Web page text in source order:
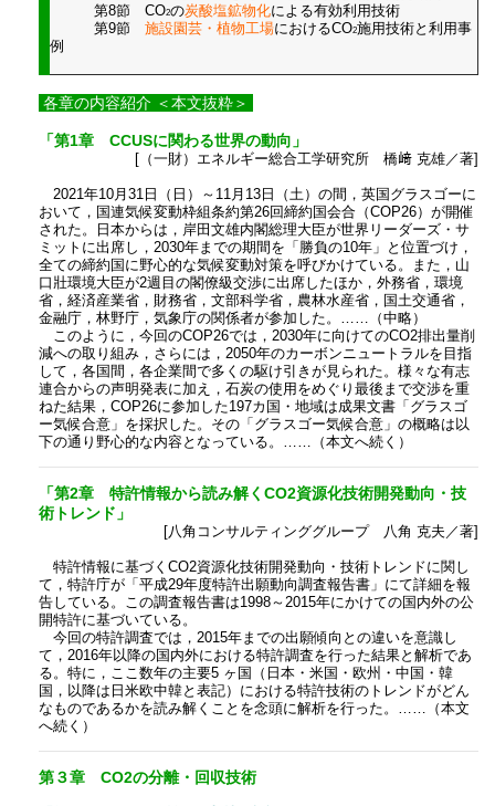
第8節 CO2の炭酸塩鉱物化による有効利用技術
第9節 施設園芸・植物工場におけるCO2施用技術と利用事
例
各章の内容紹介 ＜本文抜粋＞
「第1章 CCUSに関わる世界の動向」
[（一財）エネルギー総合工学研究所 橋﨑 克雄／著]
2021年10月31日（日）～11月13日（土）の間，英国グラスゴーに
おいて，国連気候変動枠組条約第26回締約国会合（COP26）が開催
された。日本からは，岸田文雄内閣総理大臣が世界リーダーズ・サ
ミットに出席し，2030年までの期間を「勝負の10年」と位置づけ，
全ての締約国に野心的な気候変動対策を呼びかけている。また，山
口壯環境大臣が2週目の閣僚級交渉に出席したほか，外務省，環境
省，経済産業省，財務省，文部科学省，農林水産省，国土交通省，
金融庁，林野庁，気象庁の関係者が参加した。……（中略）
このように，今回のCOP26では，2030年に向けてのCO2排出量削
減への取り組み，さらには，2050年のカーボンニュートラルを目指
して，各国間，各企業間で多くの駆け引きが見られた。様々な有志
連合からの声明発表に加え，石炭の使用をめぐり最後まで交渉を重
ねた結果，COP26に参加した197カ国・地域は成果文書「グラスゴ
ー気候合意」を採択した。その「グラスゴー気候合意」の概略は以
下の通り野心的な内容となっている。……（本文へ続く）
「第2章 特許情報から読み解くCO2資源化技術開発動向・技
術トレンド」
[八角コンサルティンググループ 八角 克夫／著]
特許情報に基づくCO2資源化技術開発動向・技術トレンドに関し
て，特許庁が「平成29年度特許出願動向調査報告書」にて詳細を報
告している。この調査報告書は1998～2015年にかけての国内外の公
開特許に基づいている。
今回の特許調査では，2015年までの出願傾向との違いを意識し
て，2016年以降の国内外における特許調査を行った結果と解析であ
る。特に，ここ数年の主要5 ヶ国（日本・米国・欧州・中国・韓
国，以降は日米欧中韓と表記）における特許技術のトレンドがどん
なものであるかを読み解くことを念頭に解析を行った。……（本文
へ続く）
第３章 CO2の分離・回収技術